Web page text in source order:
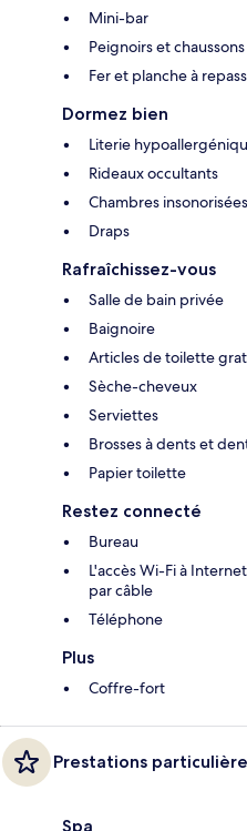
Mini-bar
Peignoirs et chaussons
Fer et planche à
Dormez bien
Literie
Rideaux occultants
Chambres insonorisées
Draps
Rafraîchissez-vous
Salle de bain privée
Baignoire
Articles de toilette
Sèche-cheveux
Serviettes
Brosses à dents et
Papier toilette
Restez connecté
Bureau
L'accès Wi-Fi à
par câble
Téléphone
Plus
Coffre-fort
Prestations
Spa